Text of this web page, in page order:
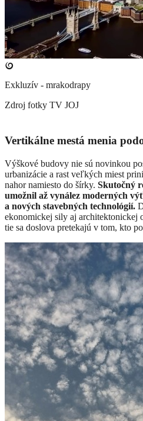
Exkluzív - mrakodrapy
Zdroj fotky TV JOJ
Vertikálne mestá menia
Výškové budovy nie sú novinkou
urbanizácie a rast veľkých miest
nahor namiesto do šírky. Skutočný
umožnil až vynález moderných
a nových stavebných technológií.
ekonomickej sily aj architektonickej
tie sa doslova pretekajú v tom, kto